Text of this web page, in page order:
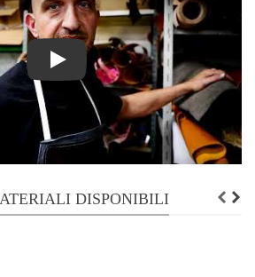
Play
DISPONIBILI